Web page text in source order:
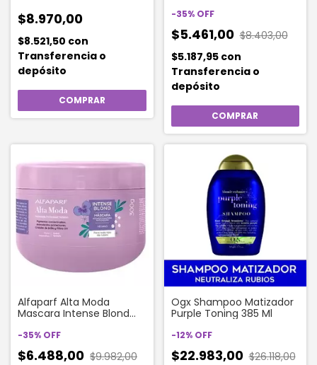
$8.970,00
$8.521,50 con
Transferencia o
depósito
-35% OFF
$5.461,00 $8.403,00
$5.187,95 con
Transferencia o
depósito
Alfaparf Alta Moda
Mascara Intense Blond
-35% OFF
$6.488,00 $9.982,00
Ogx Shampoo Matizador
Purple Toning 385 Ml
-12% OFF
$22.983,00 $26.118,00